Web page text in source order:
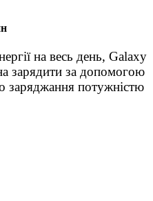
на весь день, Galaxy
зарядити за допомогою
заряджання потужністю